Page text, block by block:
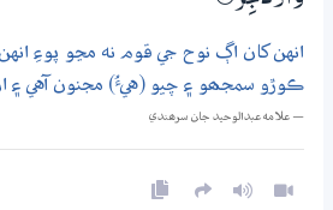
انهن کان اڳ نوح جي قوم نه مڃو پوءِ
ڪوڙو سمجھو ۽ چيو (هيءُ) مجنون آهي ۽
— علامه عبدالوحيد جان سرھندي